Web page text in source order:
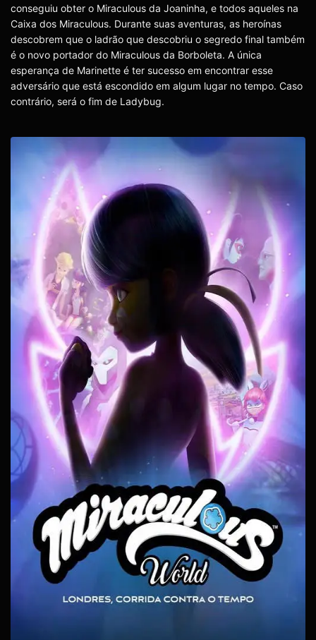
conseguiu obter o Miraculous da Joaninha, e todos aqueles na
Caixa dos Miraculous. Durante suas aventuras, as heroínas
descobrem que o ladrão que descobriu o segredo final também
é o novo portador do Miraculous da Borboleta. A única
esperança de Marinette é ter sucesso em encontrar esse
adversário que está escondido em algum lugar no tempo. Caso
contrário, será o fim de Ladybug.